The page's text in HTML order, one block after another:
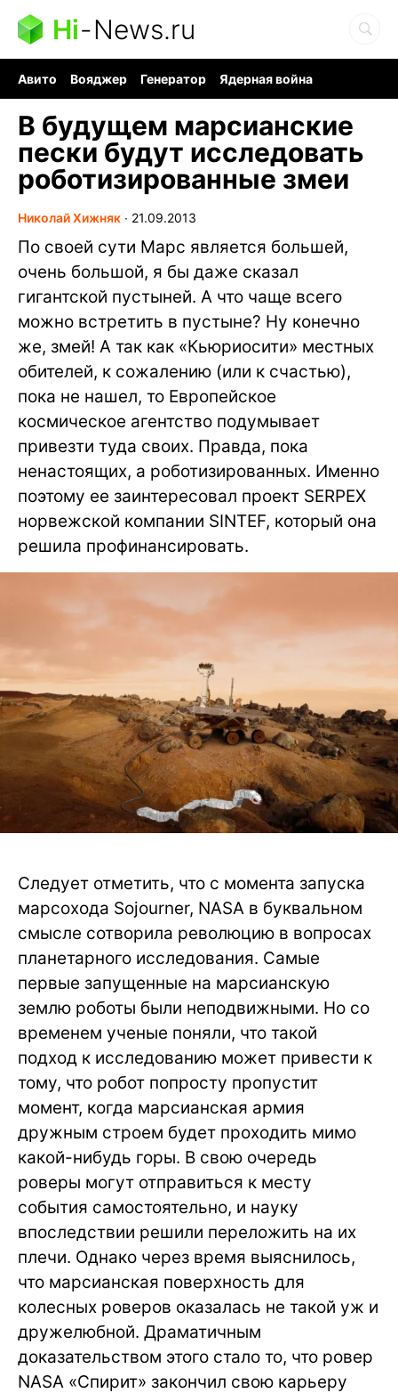
Hi-News.ru
Авито Вояджер Генератор
Ядерная война
В будущем марсианские
пески будут исследовать
роботизированные змеи
Николай Хижняк ∙ 21.09.2013
По своей сути Марс является большей,
очень большой, я бы даже сказал
гигантской пустыней. А что чаще всего
можно встретить в пустыне? Ну конечно
же, змей! А так как «Кьюриосити» местных
обителей, к сожалению (или к счастью),
пока не нашел, то Европейское
космическое агентство подумывает
привезти туда своих. Правда, пока
ненастоящих, а роботизированных. Именно
поэтому ее заинтересовал проект SERPEX
норвежской компании SINTEF, который она
решила профинансировать.
Следует отметить, что с момента запуска
марсохода Sojourner, NASA в буквальном
смысле сотворила революцию в вопросах
планетарного исследования. Самые
первые запущенные на марсианскую
землю роботы были неподвижными. Но со
временем ученые поняли, что такой
подход к исследованию может привести к
тому, что робот попросту пропустит
момент, когда марсианская армия
дружным строем будет проходить мимо
какой-нибудь горы. В свою очередь
роверы могут отправиться к месту
события самостоятельно, и науку
впоследствии решили переложить на их
плечи. Однако через время выяснилось,
что марсианская поверхность для
колесных роверов оказалась не такой уж и
дружелюбной. Драматичным
доказательством этого стало то, что ровер
NASA «Спирит» закончил свою карьеру